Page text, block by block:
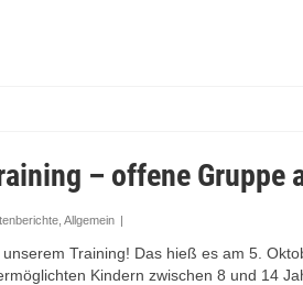
– offene Gruppe
,Allgemein |
unserem Training! Das hieß es am 5.
Kindern zwischen 8 und 14